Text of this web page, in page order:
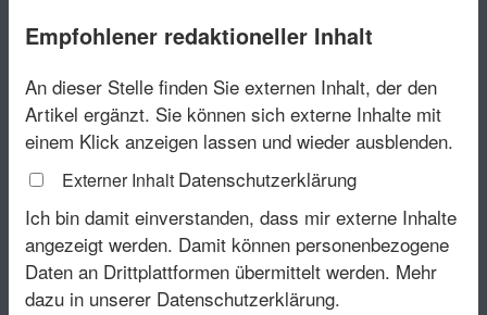
Empfohlener redaktioneller Inhalt
An dieser Stelle finden Sie externen Inhalt, der den
Artikel ergänzt. Sie können sich externe Inhalte mit
einem Klick anzeigen lassen und wieder ausblenden.
Externer Inhalt Datenschutzerklärung
Ich bin damit einverstanden, dass mir externe Inhalte
angezeigt werden. Damit können personenbezogene
Daten an Drittplattformen übermittelt werden. Mehr
dazu in unserer Datenschutzerklärung.